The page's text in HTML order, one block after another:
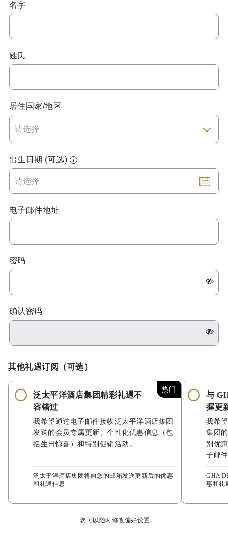
名字
姓氏
居住国家/地区
出生日期 (可选)
电子邮件地址
密码
确认密码
其他礼遇订阅（可选）
热门
泛太平洋酒店集团精彩礼遇不
容错过
我希望通过电子邮件接收泛太平洋酒店集团
发送的会员专属更新、个性化优惠信息（包
括生日惊喜）和特别促销活动。
泛太平洋酒店集团将向您的邮箱发送更新后的优惠
和礼遇信息
与
握更
我希
集团
别优
子邮
GHA
惠和礼
您可以随时修改偏好设置。